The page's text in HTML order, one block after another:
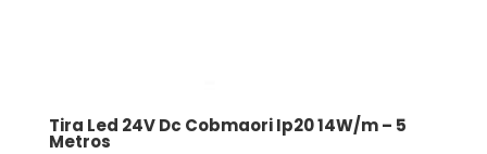
Tira Led 24V Dc Cobmaori Ip20 14W/m – 5
Metros